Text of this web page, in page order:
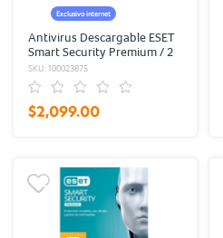
Exclusivo internet
Antivirus Descargable ESET
Smart Security Premium / 2
años / 3 dispositivos
SKU: 100023875
$2,099.00